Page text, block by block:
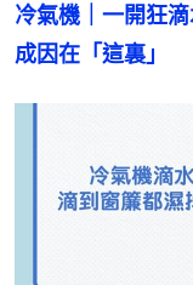
冷氣機｜一開狂
成因在「這裏」